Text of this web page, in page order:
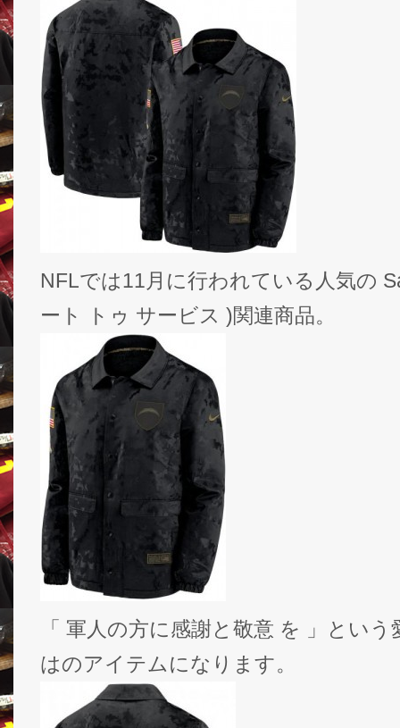
NFLでは11月に行われている人気の
ート トゥ サービス )関連商品。
「 軍人の方に感謝と敬意 を 」とい
はのアイテムになります。